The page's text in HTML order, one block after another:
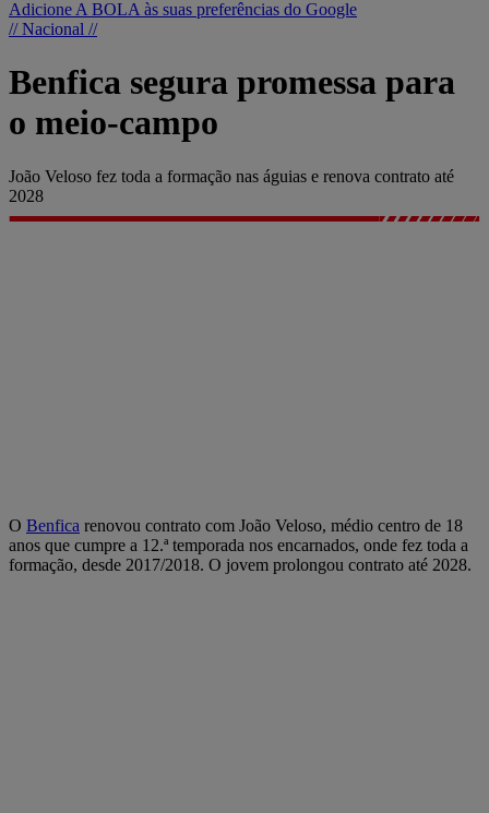
Adicione A BOLA às suas preferências do Google
// Nacional //
Benfica segura promessa para
o meio-campo
João Veloso fez toda a formação nas águias e renova contrato até
2028
O Benfica renovou contrato com João Veloso, médio centro de 18
anos que cumpre a 12.ª temporada nos encarnados, onde fez toda a
formação, desde 2017/2018. O jovem prolongou contrato até 2028.